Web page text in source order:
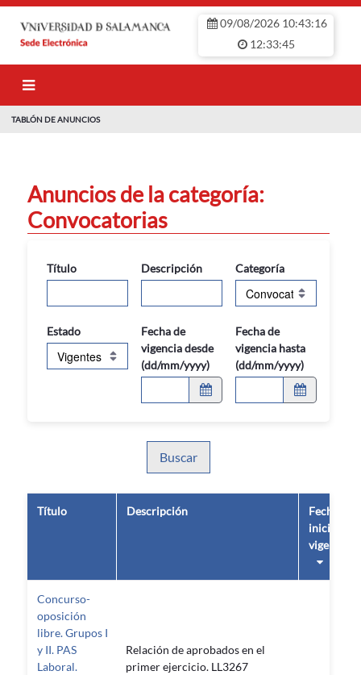
09/08/2026 10:43:16
12:33:45
TABLÓN DE ANUNCIOS
Anuncios de la categoría:
Convocatorias
Título Descripción Categoría
Estado
Fecha de
vigencia desde
(dd/mm/yyyy)
Fecha de
vigencia hasta
(dd/mm/yyyy)
Buscar
Título Descripción
Fecha de
inicio de
vigencia
Concurso-
oposición
libre. Grupos I
y II. PAS
Laboral.
Relación de aprobados en el
primer ejercicio. LL3267